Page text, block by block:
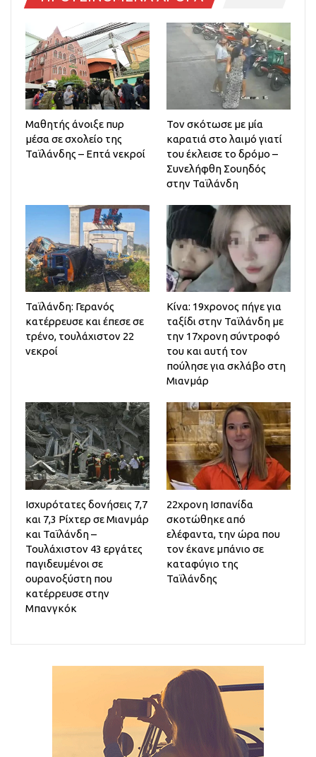
Μαθητής άνοιξε πυρ
μέσα σε σχολείο της
Ταϊλάνδης – Επτά νεκροί
Τον σκότωσε με μία
καρατιά στο λαιμό γιατί
του έκλεισε το δρόμο –
Συνελήφθη Σουηδός
στην Ταϊλάνδη
Ταϊλάνδη: Γερανός
κατέρρευσε και έπεσε σε
τρένο, τουλάχιστον 22
νεκροί
Κίνα: 19χρονος πήγε για
ταξίδι στην Ταϊλάνδη με
την 17χρονη σύντροφό
του και αυτή τον
πούλησε για σκλάβο στη
Μιανμάρ
Ισχυρότατες δονήσεις 7,7
και 7,3 Ρίχτερ σε Μιανμάρ
και Ταϊλάνδη –
Τουλάχιστον 43 εργάτες
παγιδευμένοι σε
ουρανοξύστη που
κατέρρευσε στην
Μπανγκόκ
22χρονη Ισπανίδα
σκοτώθηκε από
ελέφαντα, την ώρα που
τον έκανε μπάνιο σε
καταφύγιο της
Ταϊλάνδης